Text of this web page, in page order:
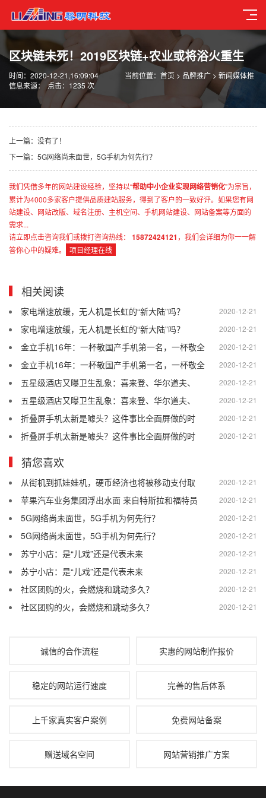
区块链未死！2019区块链+农业或将浴火重生
当前位置： 首页 > 品牌推广 > 新闻媒体推
时间：2020-12-21,16:09:04
信息来源： 点击：1235 次
上一篇：没有了！
下一篇：5G网络尚未面世，5G手机为何先行？
我们凭借多年的网站建设经验，坚持以“帮助中小企业实现网络营销化”为宗旨，
累计为4000多家客户提供品质建站服务，得到了客户的一致好评。如果您有网
站建设、网站改版、域名注册、主机空间、手机网站建设、网站备案等方面的
需求...
请立即点击咨询我们或拨打咨询热线：
15872424121 ，我们会详细为你一一解
答你心中的疑难。
项目经理在线
相关阅读
2020-12-21
家电增速放缓，无人机是长虹的“新大陆”吗？
2020-12-21
家电增速放缓，无人机是长虹的“新大陆”吗？
2020-12-21
金立手机16年：一杯敬国产手机第一名，一杯敬全
2020-12-21
金立手机16年：一杯敬国产手机第一名，一杯敬全
2020-12-21
五星级酒店又曝卫生乱象：喜来登、华尔道夫、
2020-12-21
五星级酒店又曝卫生乱象：喜来登、华尔道夫、
2020-12-21
折叠屏手机太新是噱头？这件事比全面屏做的时
2020-12-21
折叠屏手机太新是噱头？这件事比全面屏做的时
猜您喜欢
2020-12-21
从街机到抓娃娃机，硬币经济也将被移动支付取
2020-12-21
苹果汽车业务集团浮出水面 来自特斯拉和福特员
2020-12-21
5G网络尚未面世，5G手机为何先行？
2020-12-21
5G网络尚未面世，5G手机为何先行？
2020-12-21
苏宁小店：是“儿戏”还是代表未来
2020-12-21
苏宁小店：是“儿戏”还是代表未来
2020-12-21
社区团购的火，会燃烧和跳动多久？
2020-12-21
社区团购的火，会燃烧和跳动多久？
诚信的合作流程 实惠的网站制作报价
稳定的网站运行速度 完善的售后体系
上千家真实客户案例 免费网站备案
赠送域名空间 网站营销推广方案